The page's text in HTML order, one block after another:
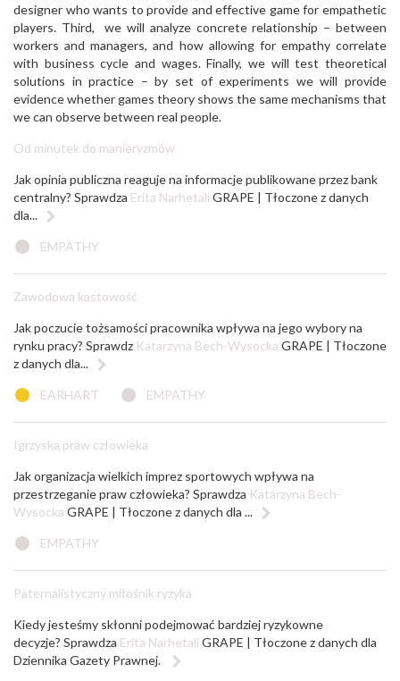
designer who wants to provide and effective game for empathetic
players. Third, we will analyze concrete relationship – between
workers and managers, and how allowing for empathy correlate
with business cycle and wages. Finally, we will test theoretical
solutions in practice – by set of experiments we will provide
evidence whether games theory shows the same mechanisms that
we can observe between real people.
Od minutek do manieryzmów
Jak opinia publiczna reaguje na informacje publikowane przez bank
centralny? Sprawdza Erita Narhetali GRAPE | Tłoczone z danych
dla...
EMPATHY
Zawodowa kastowość
Jak poczucie tożsamości pracownika wpływa na jego wybory na
rynku pracy? Sprawdz Katarzyna Bech-Wysocka GRAPE | Tłoczone
z danych dla...
EARHART EMPATHY
Igrzyska praw człowieka
Jak organizacja wielkich imprez sportowych wpływa na
przestrzeganie praw człowieka? Sprawdza Katarzyna Bech-
Wysocka GRAPE | Tłoczone z danych dla ...
EMPATHY
Paternalistyczny miłośnik ryzyka
Kiedy jesteśmy skłonni podejmować bardziej ryzykowne
decyzje? Sprawdza Erita Narhetali GRAPE | Tłoczone z danych dla
Dziennika Gazety Prawnej.